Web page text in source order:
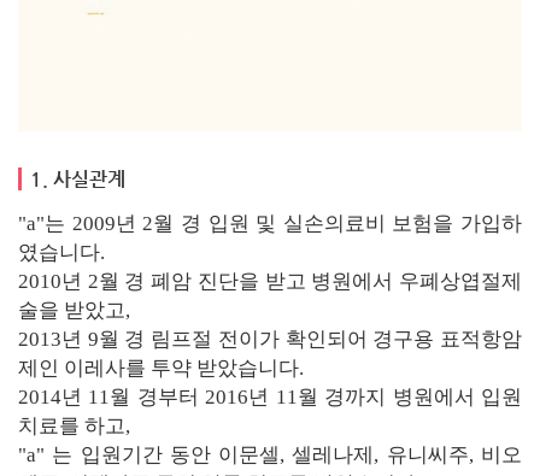
1. 사실관계
"a"는 2009년 2월 경 입원 및 실손의료비 보험을 가입하
였습니다.
2010년 2월 경 폐암 진단을 받고 병원에서 우폐상엽절제
술을 받았고,
2013년 9월 경 림프절 전이가 확인되어 경구용 표적항암
제인 이레사를 투약 받았습니다.
2014년 11월 경부터 2016년 11월 경까지 병원에서 입원
치료를 하고,
"a" 는 입원기간 동안 이문셀, 셀레나제, 유니씨주, 비오